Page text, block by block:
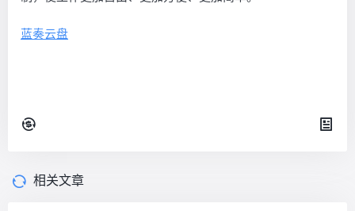
蓝奏云盘
相关文章